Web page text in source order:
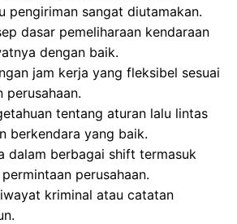
pengiriman sangat diutamakan.
dasar pemeliharaan kendaraan
dengan baik.
jam kerja yang fleksibel sesuai
perusahaan.
tentang aturan lalu lintas
berkendara yang baik.
dalam berbagai shift termasuk
perusahaan.
kriminal atau catatan